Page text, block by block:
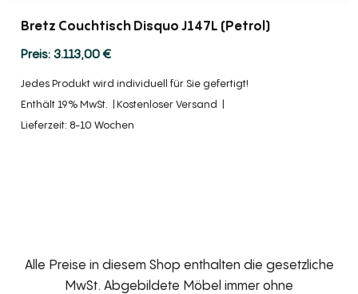
Bretz Couchtisch Disquo J147L (Petrol)
3.113,00€
Jedes Produkt wird individuell für Sie gefertigt!
Enthält 19% MwSt.
Kostenloser Versand
Lieferzeit: 8-10 Wochen
Alle Preise in diesem Shop enthalten die gesetzliche
MwSt. Abgebildete Möbel immer ohne